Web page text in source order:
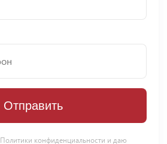
Отправить
Политики конфиденциальности и даю